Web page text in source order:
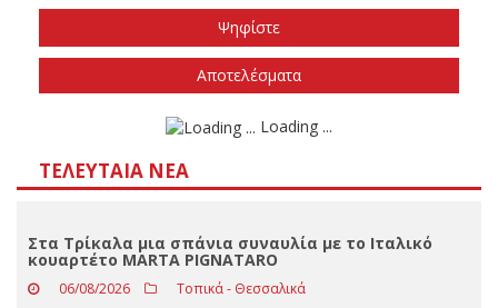
Το φθινόπωρο του 2026
Την άνοιξη του 2027
Δεν ξέρω/δεν απαντώ
ΤΕΛΕΥΤΑΊΑ ΝΈΑ